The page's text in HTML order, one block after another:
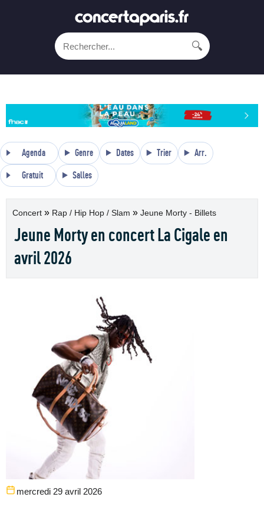
🔍
Agenda Genre Dates Trier Arr.
Gratuit Salles
Concert » Rap / Hip Hop / Slam » Jeune Morty - Billets
Jeune Morty en concert La Cigale en
avril 2026
mercredi 29 avril 2026